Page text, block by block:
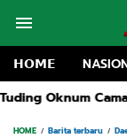
𝗛𝗢𝗠𝗘
Minta Setoran
HOME Barita terbaru